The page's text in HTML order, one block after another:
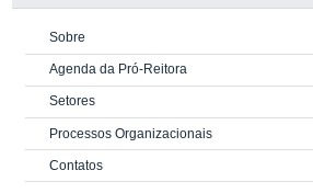
Sobre
Agenda da Pró-Reitora
Setores
Processos Organizacionais
Contatos